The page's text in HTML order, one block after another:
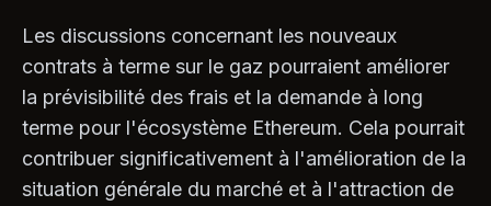
Les discussions concernant les nouveaux
contrats à terme sur le gaz pourraient améliorer
la prévisibilité des frais et la demande à long
terme pour l'écosystème Ethereum. Cela pourrait
contribuer significativement à l'amélioration de la
situation générale du marché et à l'attraction de